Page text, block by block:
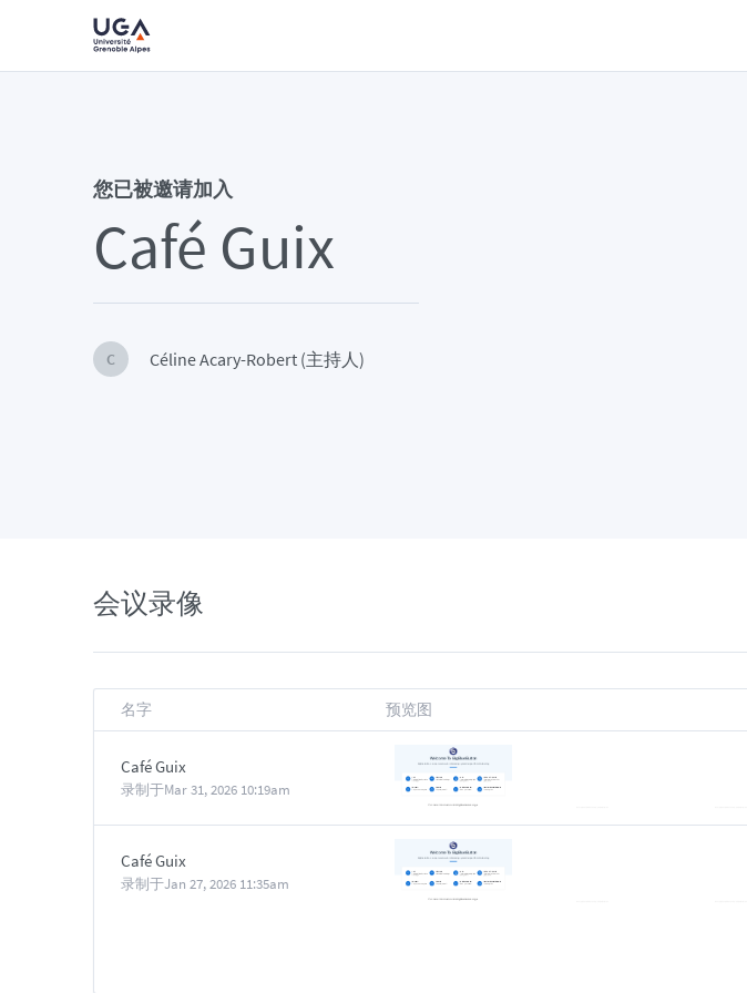
您已被邀请加入
Café Guix
C Céline Acary-Robert (主持人)
会议录像
名字 预览图
Café Guix
录制于Mar 31, 2026 10:19am
Café Guix
录制于Jan 27, 2026 11:35am